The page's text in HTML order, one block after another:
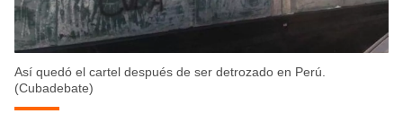
Así quedó el cartel después de ser detrozado en Perú.
(Cubadebate)